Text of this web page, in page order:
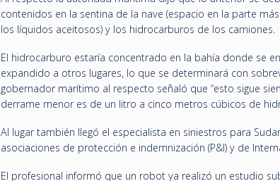
contenidos en la sentina de la nave (espacio en la parte
los líquidos aceitosos) y los hidrocarburos de los camiones.
El hidrocarburo estaría concentrado en la bahía donde se
expandido a otros lugares, lo que se determinará con
gobernador marítimo al respecto señaló que “esto sigue
derrame menor es de un litro a cinco metros cúbicos de
Al lugar también llegó el especialista en siniestros para
asociaciones de protección e indemnización (P&I) y de
El profesional informó que un robot ya realizó un estudio